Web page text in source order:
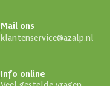
Mail ons
klantenservice@azalp.nl
Info online